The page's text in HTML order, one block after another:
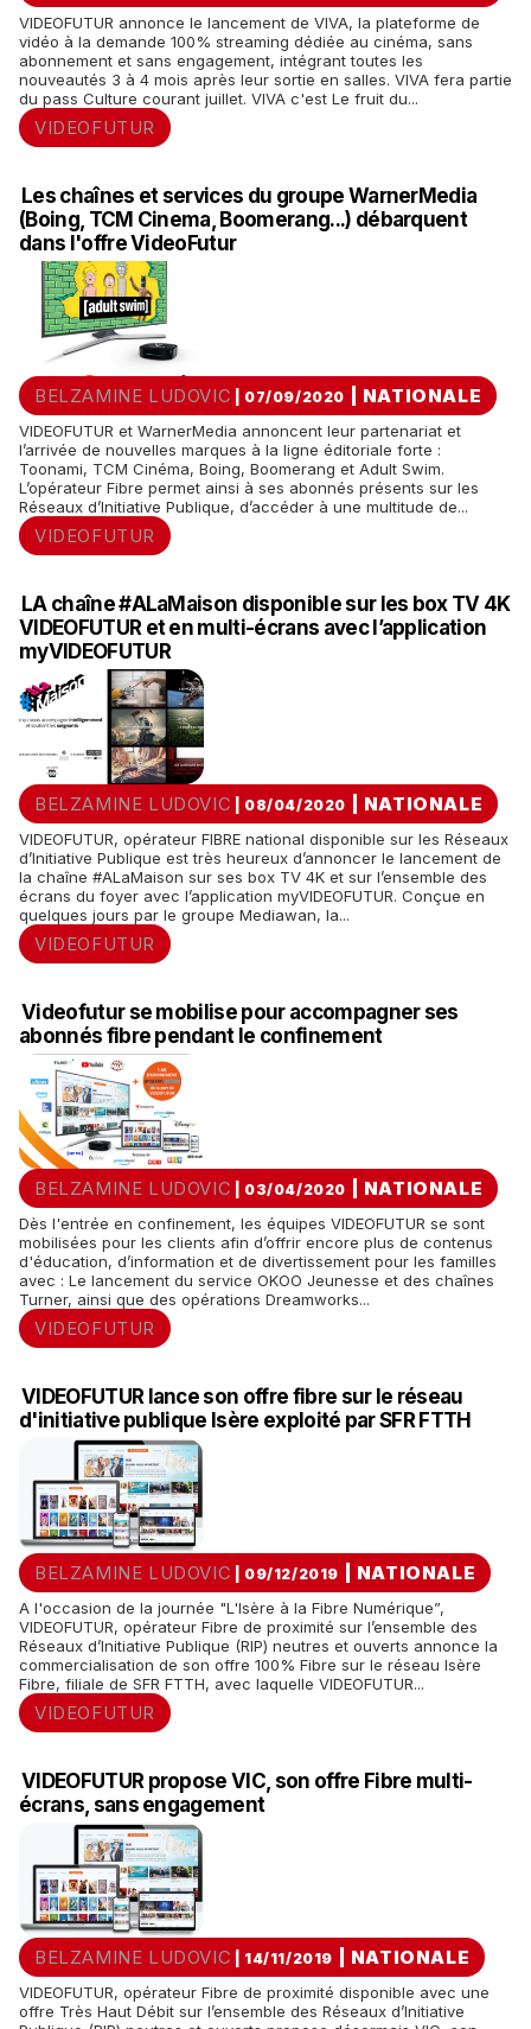
VIDEOFUTUR annonce le lancement de VIVA, la plateforme de
vidéo à la demande 100% streaming dédiée au cinéma, sans
abonnement et sans engagement, intégrant toutes les
nouveautés 3 à 4 mois après leur sortie en salles. VIVA fera partie
du pass Culture courant juillet. VIVA c'est Le fruit du...
VIDEOFUTUR
Les chaînes et services du groupe WarnerMedia
(Boing, TCM Cinema, Boomerang...) débarquent
dans l'offre VideoFutur
BELZAMINE LUDOVIC | 07/09/2020 NATIONALE
VIDEOFUTUR et WarnerMedia annoncent leur partenariat et
l’arrivée de nouvelles marques à la ligne éditoriale forte :
Toonami, TCM Cinéma, Boing, Boomerang et Adult Swim.
L’opérateur Fibre permet ainsi à ses abonnés présents sur les
Réseaux d’Initiative Publique, d’accéder à une multitude de...
VIDEOFUTUR
LA chaîne #ALaMaison disponible sur les box TV 4K
VIDEOFUTUR et en multi-écrans avec l’application
myVIDEOFUTUR
BELZAMINE LUDOVIC | 08/04/2020 NATIONALE
VIDEOFUTUR, opérateur FIBRE national disponible sur les Réseaux
d’Initiative Publique est très heureux d’annoncer le lancement de
la chaîne #ALaMaison sur ses box TV 4K et sur l’ensemble des
écrans du foyer avec l’application myVIDEOFUTUR. Conçue en
quelques jours par le groupe Mediawan, la...
VIDEOFUTUR
Videofutur se mobilise pour accompagner ses
abonnés fibre pendant le confinement
BELZAMINE LUDOVIC | 03/04/2020 NATIONALE
Dès l'entrée en confinement, les équipes VIDEOFUTUR se sont
mobilisées pour les clients afin d’offrir encore plus de contenus
d'éducation, d’information et de divertissement pour les familles
avec : Le lancement du service OKOO Jeunesse et des chaînes
Turner, ainsi que des opérations Dreamworks...
VIDEOFUTUR
VIDEOFUTUR lance son offre fibre sur le réseau
d'initiative publique Isère exploité par SFR FTTH
BELZAMINE LUDOVIC | 09/12/2019 NATIONALE
A l'occasion de la journée "L'Isère à la Fibre Numérique”,
VIDEOFUTUR, opérateur Fibre de proximité sur l’ensemble des
Réseaux d’Initiative Publique (RIP) neutres et ouverts annonce la
commercialisation de son offre 100% Fibre sur le réseau Isère
Fibre, filiale de SFR FTTH, avec laquelle VIDEOFUTUR...
VIDEOFUTUR
VIDEOFUTUR propose VIC, son offre Fibre multi-
écrans, sans engagement
BELZAMINE LUDOVIC | 14/11/2019 NATIONALE
VIDEOFUTUR, opérateur Fibre de proximité disponible avec une
offre Très Haut Débit sur l’ensemble des Réseaux d’Initiative